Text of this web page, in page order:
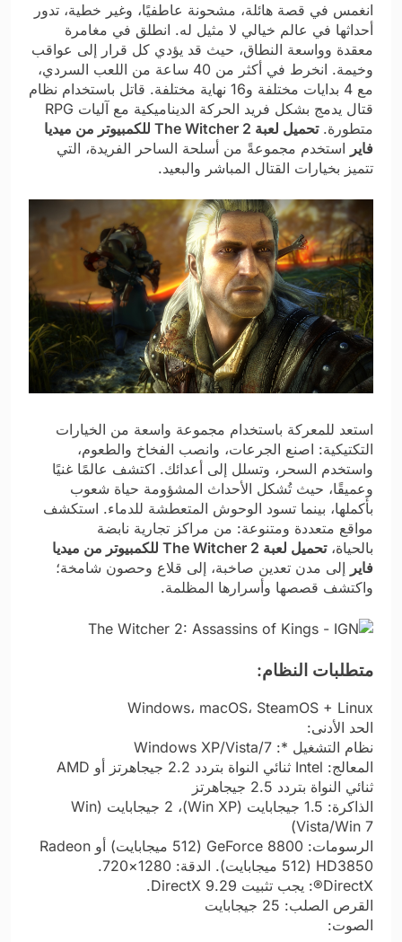
انغمس في قصة هائلة، مشحونة عاطفيًا، وغير خطية، تدور
أحداثها في عالم خيالي لا مثيل له. انطلق في مغامرة
معقدة وواسعة النطاق، حيث قد يؤدي كل قرار إلى عواقب
وخيمة. انخرط في أكثر من 40 ساعة من اللعب السردي،
مع 4 بدايات مختلفة و16 نهاية مختلفة. قاتل باستخدام نظام
قتال يدمج بشكل فريد الحركة الديناميكية مع آليات RPG
متطورة.
تحميل لعبة The Witcher 2 للكمبيوتر من ميديا
فاير استخدم مجموعةً من أسلحة الساحر الفريدة، التي
تتميز بخيارات القتال المباشر والبعيد.
استعد للمعركة باستخدام مجموعة واسعة من الخيارات
التكتيكية: اصنع الجرعات، وانصب الفخاخ والطعوم،
واستخدم السحر، وتسلل إلى أعدائك. اكتشف عالمًا غنيًا
وعميقًا، حيث تُشكل الأحداث المشؤومة حياة شعوب
بأكملها، بينما تسود الوحوش المتعطشة للدماء. استكشف
مواقع متعددة ومتنوعة: من مراكز تجارية نابضة
بالحياة،
تحميل لعبة The Witcher 2 للكمبيوتر من ميديا
فاير إلى مدن تعدين صاخبة، إلى قلاع وحصون شامخة؛
واكتشف قصصها وأسرارها المظلمة.
متطلبات النظام:
Windows، macOS، SteamOS + Linux
الحد الأدنى:
نظام التشغيل *: Windows XP/Vista/7
المعالج: Intel ثنائي النواة بتردد 2.2 جيجاهرتز أو AMD
ثنائي النواة بتردد 2.5 جيجاهرتز
الذاكرة: 1.5 جيجابايت (Win XP)، 2 جيجابايت (Win
Vista/Win 7)
الرسومات: GeForce 8800 (512 ميجابايت) أو Radeon
HD3850 (512 ميجابايت). الدقة: 1280×720.
DirectX®: يجب تثبيت DirectX 9.29.
القرص الصلب: 25 جيجابايت
الصوت: